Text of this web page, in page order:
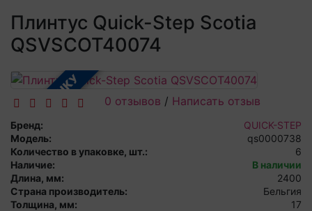
Ламинат 33 класс
Влагостойкий ламинат
Посмотреть все категории
LOC FLOOR PLUS
LOC FLOOR FANCY
LOC FLOOR ARCTIC
Посмотреть все категории
Кварцвиниловая плитка с укладкой
Виниловый ламинат
Кварцвинил SPC OASIS
Посмотреть все категории
Плинтус
Профили для ступеней
Подложка
Пороги
Аксессуары для напольных покрытий
Посмотреть все категории
Аксессуары для стеновых панелей
Посмотреть все категории
Плинтус Quick-Step Scotia
QSVSCOT40074
В РАССРОЧКУ 0 отзывов / Написать отзыв
Бренд:
QUICK-STEP
Модель:
qs0000738
Количество в упаковке, шт.:
6
Наличие:
В наличии
Длина, мм:
2400
Страна производитель:
Бельгия
Толщина, мм:
17